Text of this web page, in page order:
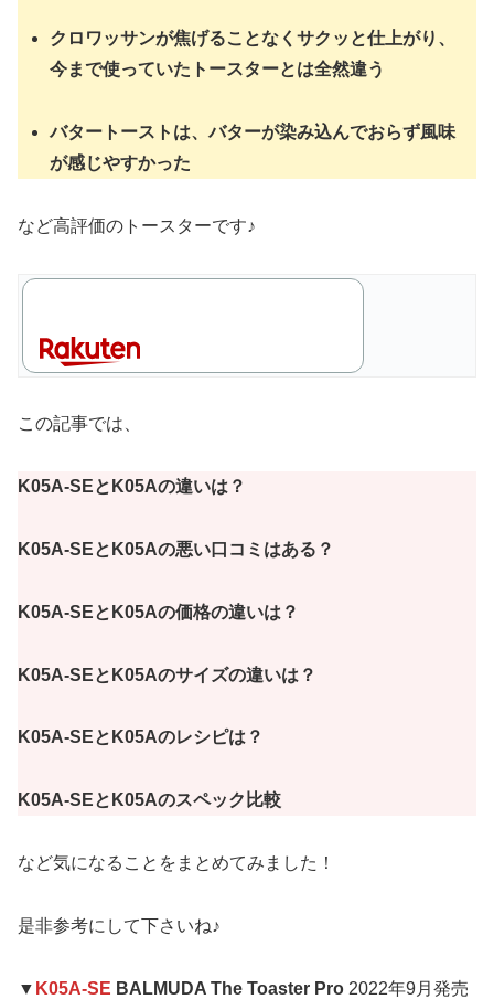
クロワッサンが焦げることなくサクッと仕上がり、
今まで使っていたトースターとは全然違う
バタートーストは、バターが染み込んでおらず風味
が感じやすかった
など高評価のトースターです♪
この記事では、
K05A-SEとK05Aの違いは？
K05A-SEとK05Aの悪い口コミはある？
K05A-SEとK05Aの価格の違いは？
K05A-SEとK05Aのサイズの違いは？
K05A-SEとK05Aのレシピは？
K05A-SEとK05Aのスペック比較
など気になることをまとめてみました！
是非参考にして下さいね♪
▼ K05A-SE BALMUDA The Toaster Pro 2022年9月発売